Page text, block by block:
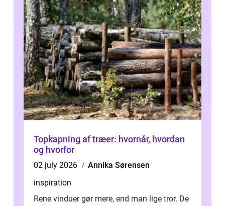
Topkapning af træer: hvornår, hvordan
og hvorfor
02 july 2026
Annika Sørensen
inspiration
Rene vinduer gør mere, end man lige tror. De